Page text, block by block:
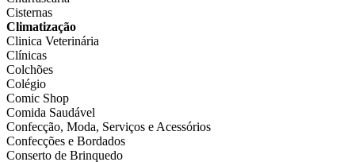
Cisternas
Climatização
Clinica Veterinária
Clínicas
Colchões
Colégio
Comic Shop
Comida Saudável
Confecção, Moda, Serviços e Acessórios
Confecções e Bordados
Conserto de Brinquedo